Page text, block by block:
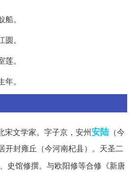
。
。
。
。
宋文学家。字子京，安州安陆（今
开封雍丘（今河南杞县）。天圣二
史馆修撰。与欧阳修等合修《新唐